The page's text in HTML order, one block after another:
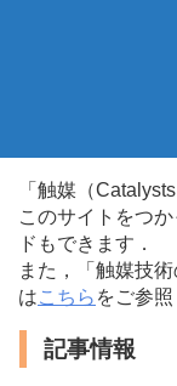
「触媒（
このサイトをつ
ドもできます．
また，「触媒技
はこちら をご参照
記事情報